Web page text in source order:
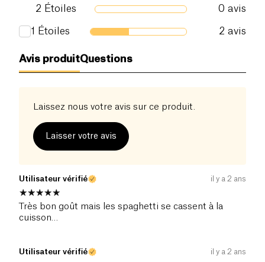
2 Étoiles 0 avis
1 Étoiles 2 avis
Avis produitQuestions
Laissez nous votre avis sur ce produit.
Laisser votre avis
Utilisateur vérifié il y a 2 ans
Très bon goût mais les spaghetti se cassent à la
cuisson…
Utilisateur vérifié il y a 2 ans